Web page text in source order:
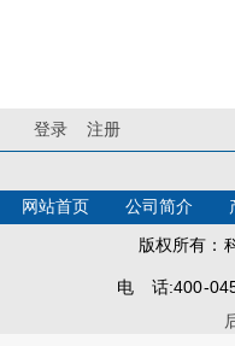
登录 注册
网站首页 公司简介
版权所有：
电 话:400-